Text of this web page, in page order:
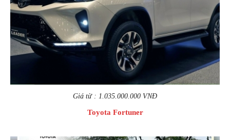
Giá từ : 1.035.000.000 VNĐ
Toyota Fortuner